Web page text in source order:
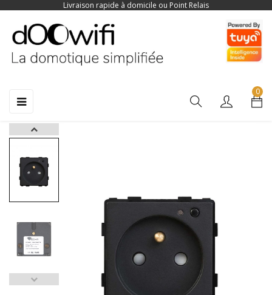
Livraison rapide à domicile ou Point Relais
Basculer
navigation
☰
0